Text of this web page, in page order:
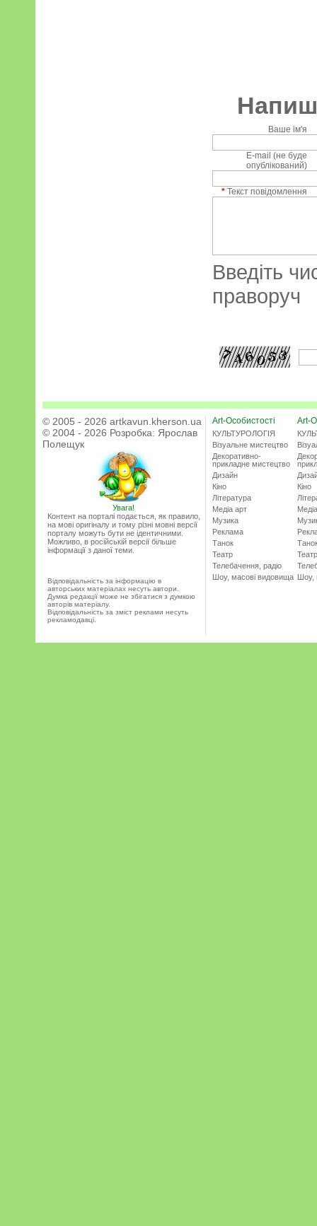
Ваше ім'я
E-mail (не буде
опублікований)
* Текст повідомлення
Введіть
праворуч
© 2005 - 2026 artkavun.kherson.ua
© 2004 - 2026 Розробка: Ярослав
Полещук
Увага!
Контент на порталі подається, як правило,
на мові оригіналу и тому різні мовні версії
порталу можуть бути не ідентичними.
Можливо, в російській версії більше
інформації з даної теми.
Відповідальність за інформацію в
авторських матеріалах несуть автори.
Думка редакції може не збігатися з думкою
авторів матеріалу.
Відповідальність за зміст реклами несуть
рекламодавці.
Art-Особистості
КУЛЬТУРОЛОГІЯ
Візуальне мистецтво
Декоративно-
прикладне мистецтво
Дизайн
Кіно
Література
Медіа арт
Музика
Реклама
Танок
Театр
Телебачення, радіо
Шоу, масові видовища
Art-
Кіно
Театр
Шоу,